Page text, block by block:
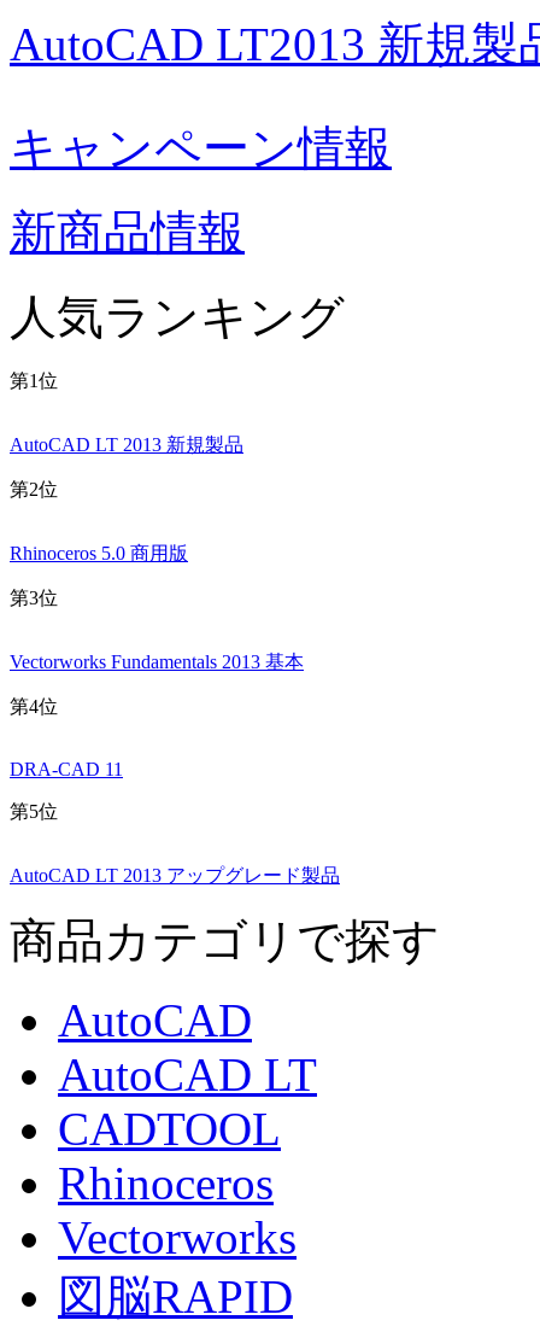
AutoCAD LT2013 新規製
キャンペーン情報
新商品情報
人気ランキング
第1位
AutoCAD LT 2013 新規製品
第2位
Rhinoceros 5.0 商用版
第3位
Vectorworks Fundamentals 2013 基本
第4位
DRA-CAD 11
第5位
AutoCAD LT 2013 アップグレード製品
商品カテゴリで探す
AutoCAD
AutoCAD LT
CADTOOL
Rhinoceros
Vectorworks
図脳RAPID